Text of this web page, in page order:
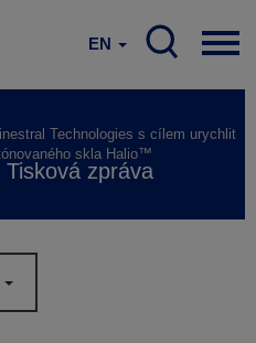
EN
Technologies s cílem urychlit
skla Halio™
Tisková zpráva